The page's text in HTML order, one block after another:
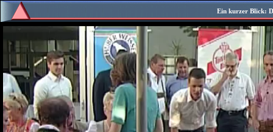
Ein kurzer Blick: